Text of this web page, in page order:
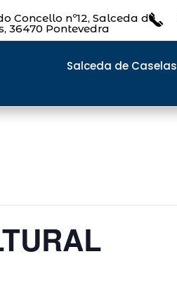
Concello nº12, Salceda de
36470 Pontevedra
Salceda de Caselas